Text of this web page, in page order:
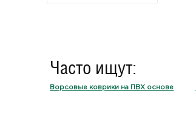
Часто ищут:
Ворсовые коврики на ПВХ основе